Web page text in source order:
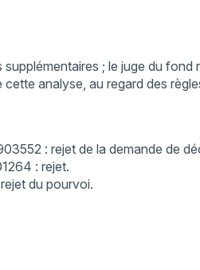
; le juge du fond
cette analyse, au regard des
: rejet de la demande de
: rejet.
du pourvoi.